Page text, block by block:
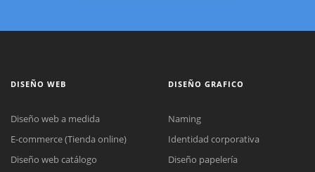
DISEÑO WEB
Diseño web a medida
E-commerce (Tienda online)
Diseño web catálogo
DISEÑO GRAFICO
Naming
Identidad corporativa
Diseño papelería